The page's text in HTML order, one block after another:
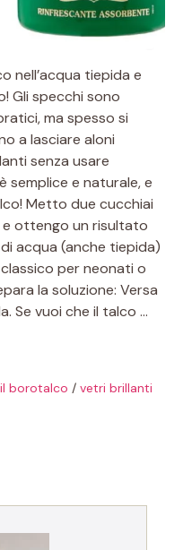
nell’acqua tiepida e
Gli specchi sono
ma spesso si
a lasciare aloni
senza usare
semplice e naturale, e
Metto due cucchiai
e ottengo un risultato
acqua (anche tiepida)
per neonati o
la soluzione: Versa
Se vuoi che il talco …
borotalco / vetri brillanti